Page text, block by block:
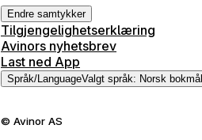
Endre samtykker
Tilgjengelighetserklæring
Avinors nyhetsbrev
Last ned App
Språk/LanguageValgt språk: Norsk bokmål
© Avinor AS